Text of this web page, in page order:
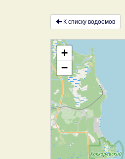
К списку водоемов
+
−